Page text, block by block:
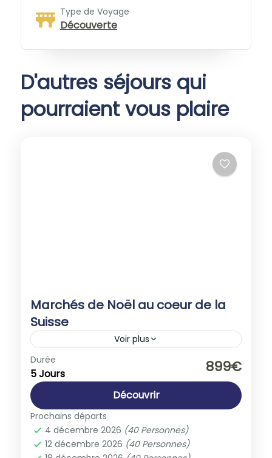
Type de Voyage
Découverte
D'autres séjours qui
pourraient vous plaire
Marchés de Noël au coeur de la
Suisse
Voir plus
Europe
1-40 People
Durée
5 Jours 899€
Découvrir
Prochains départs
4 décembre 2026 (40 Personnes)
12 décembre 2026 (40 Personnes)